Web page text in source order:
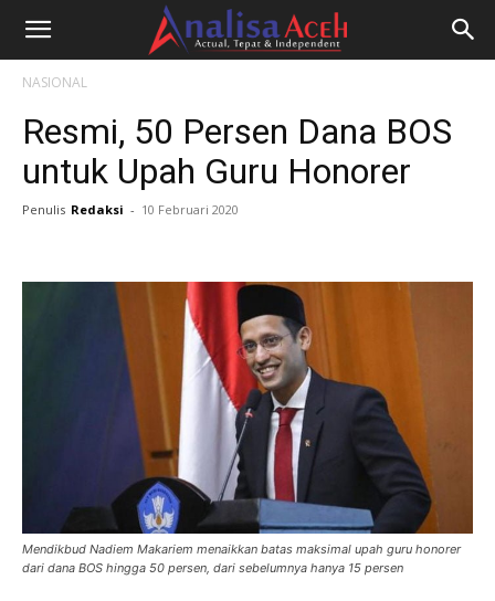
NASIONAL
Resmi, 50 Persen Dana BOS
untuk Upah Guru Honorer
Penulis Redaksi - 10 Februari 2020
Mendikbud Nadiem Makariem menaikkan batas maksimal upah guru honorer
dari dana BOS hingga 50 persen, dari sebelumnya hanya 15 persen